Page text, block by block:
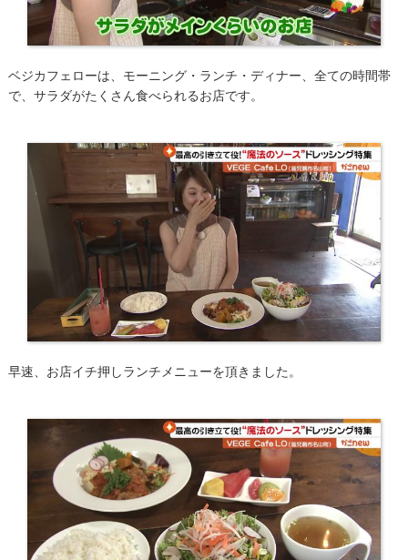
ベジカフェローは、モーニング・ランチ・ディナー、全ての時間帯
で、サラダがたくさん食べられるお店です。
早速、お店イチ押しランチメニューを頂きました。